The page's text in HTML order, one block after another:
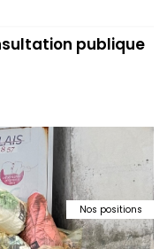
publique
Nos positions